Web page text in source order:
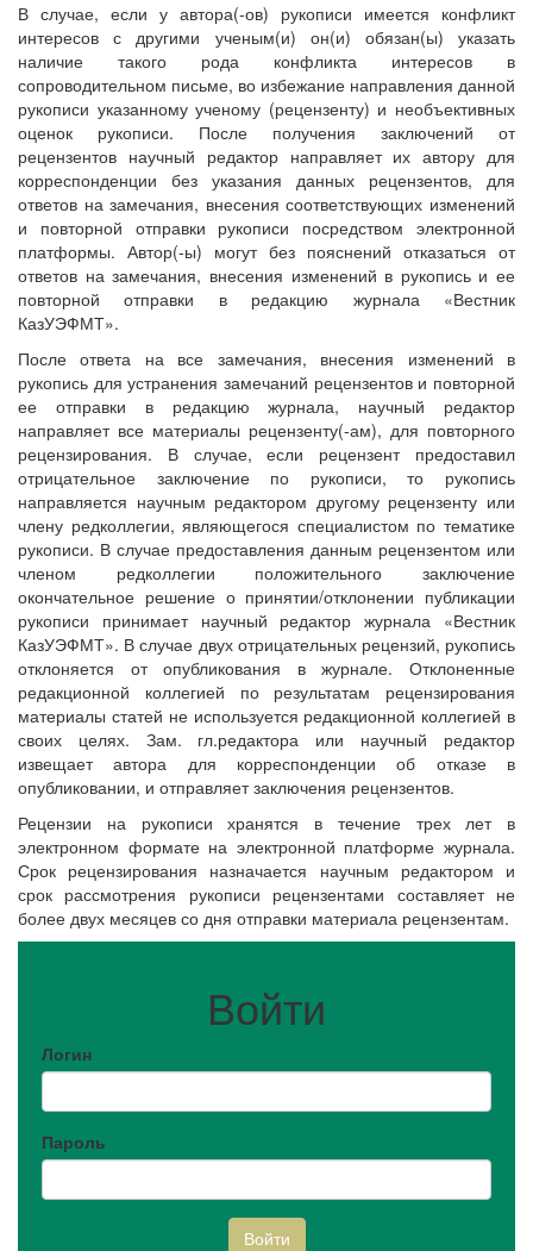
В случае, если у автора(-ов) рукописи имеется конфликт
интересов с другими ученым(и) он(и) обязан(ы) указать
наличие такого рода конфликта интересов в
сопроводительном письме, во избежание направления данной
рукописи указанному ученому (рецензенту) и необъективных
оценок рукописи. После получения заключений от
рецензентов научный редактор направляет их автору для
корреспонденции без указания данных рецензентов, для
ответов на замечания, внесения соответствующих изменений
и повторной отправки рукописи посредством электронной
платформы. Автор(-ы) могут без пояснений отказаться от
ответов на замечания, внесения изменений в рукопись и ее
повторной отправки в редакцию журнала «Вестник
КазУЭФМТ».
После ответа на все замечания, внесения изменений в
рукопись для устранения замечаний рецензентов и повторной
ее отправки в редакцию журнала, научный редактор
направляет все материалы рецензенту(-ам), для повторного
рецензирования. В случае, если рецензент предоставил
отрицательное заключение по рукописи, то рукопись
направляется научным редактором другому рецензенту или
члену редколлегии, являющегося специалистом по тематике
рукописи. В случае предоставления данным рецензентом или
членом редколлегии положительного заключение
окончательное решение о принятии/отклонении публикации
рукописи принимает научный редактор журнала «Вестник
КазУЭФМТ». В случае двух отрицательных рецензий, рукопись
отклоняется от опубликования в журнале. Отклоненные
редакционной коллегией по результатам рецензирования
материалы статей не используется редакционной коллегией в
своих целях. Зам. гл.редактора или научный редактор
извещает автора для корреспонденции об отказе в
опубликовании, и отправляет заключения рецензентов.
Рецензии на рукописи хранятся в течение трех лет в
электронном формате на электронной платформе журнала.
Срок рецензирования назначается научным редактором и
срок рассмотрения рукописи рецензентами составляет не
более двух месяцев со дня отправки материала рецензентам.
Войти
Логин
Пароль
Войти